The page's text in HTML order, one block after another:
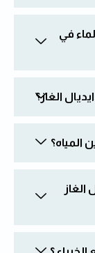
في
الغاز؟
المياه؟